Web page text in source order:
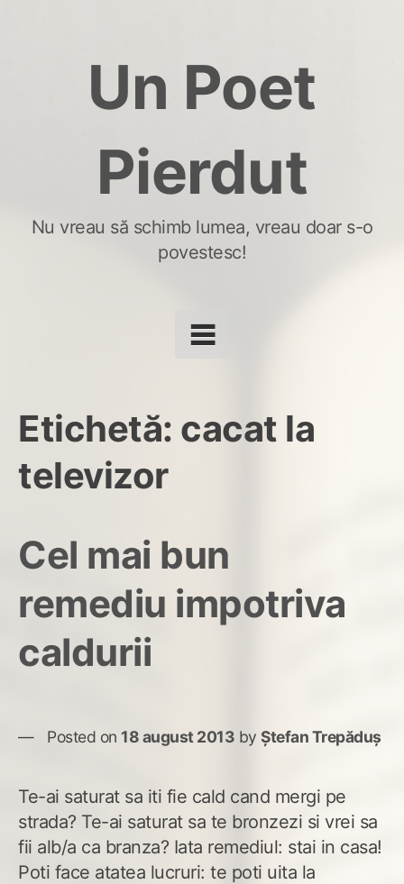
Un Poet
Pierdut
Nu vreau să schimb lumea, vreau doar s-o
povestesc!
Etichetă: cacat la
televizor
Cel mai bun
remediu impotriva
caldurii
Posted on 18 august 2013 by Ștefan Trepăduș
Te-ai saturat sa iti fie cald cand mergi pe
strada? Te-ai saturat sa te bronzezi si vrei sa
fii alb/a ca branza? Iata remediul: stai in casa!
Poti face atatea lucruri: te poti uita la